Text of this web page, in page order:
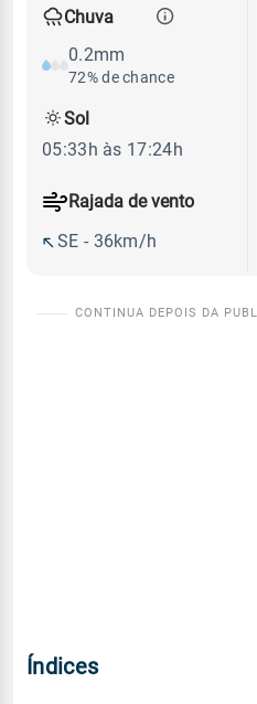
Chuva
0.2mm
72% de chance
Rajada de vento
SE - 36km/h
Sol
05:33h às 17:24h
Índices